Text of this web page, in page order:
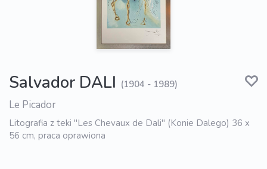
Salvador DALI (1904 - 1989)
Le Picador
Litografia z teki "Les Chevaux de Dali" (Konie Dalego) 36 x
56 cm, praca oprawiona